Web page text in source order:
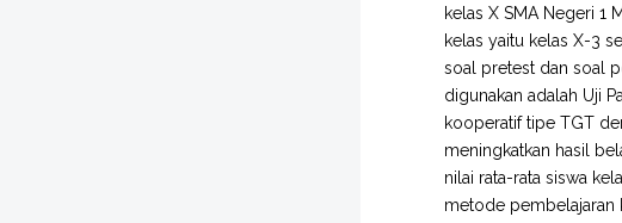
kelas X SMA Negeri 1
kelas yaitu kelas X-3
soal pretest dan soal
digunakan adalah Uji
kooperatif tipe TGT
meningkatkan hasil
nilai rata-rata siswa
metode pembelajaran